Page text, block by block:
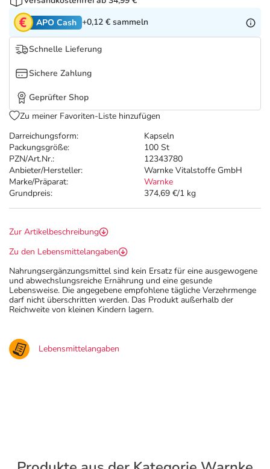
Tierapotheke
Vitamine & Mineralstoffe
Marken
Salus Deals
Darreichungsform:
Kapseln
Packungsgröße:
100 St
PZN/Art.Nr.:
12343780
Anbieter/Hersteller:
Warnke Vitalstoffe GmbH
Marke/Präparat:
Warnke
Grundpreis:
374,69 €/1 kg
APO Cash +0,12 € sammeln
Schnelle Lieferung
Sichere Zahlung
Geprüfter Shop
Zu meiner Favoriten-Liste hinzufügen
Zur Artikelbeschreibung
Zu den Lebensmittelangaben
Nahrungsergänzungsmittel sind kein Ersatz für eine ausgewogene
und abwechslungsreiche Ernährung und eine gesunde
Lebensweise. Die angegebene empfohlene tägliche Verzehrmenge
darf nicht überschritten werden. Das Produkt außerhalb der
Reichweite von kleinen Kindern lagern.
Lebensmittelangaben